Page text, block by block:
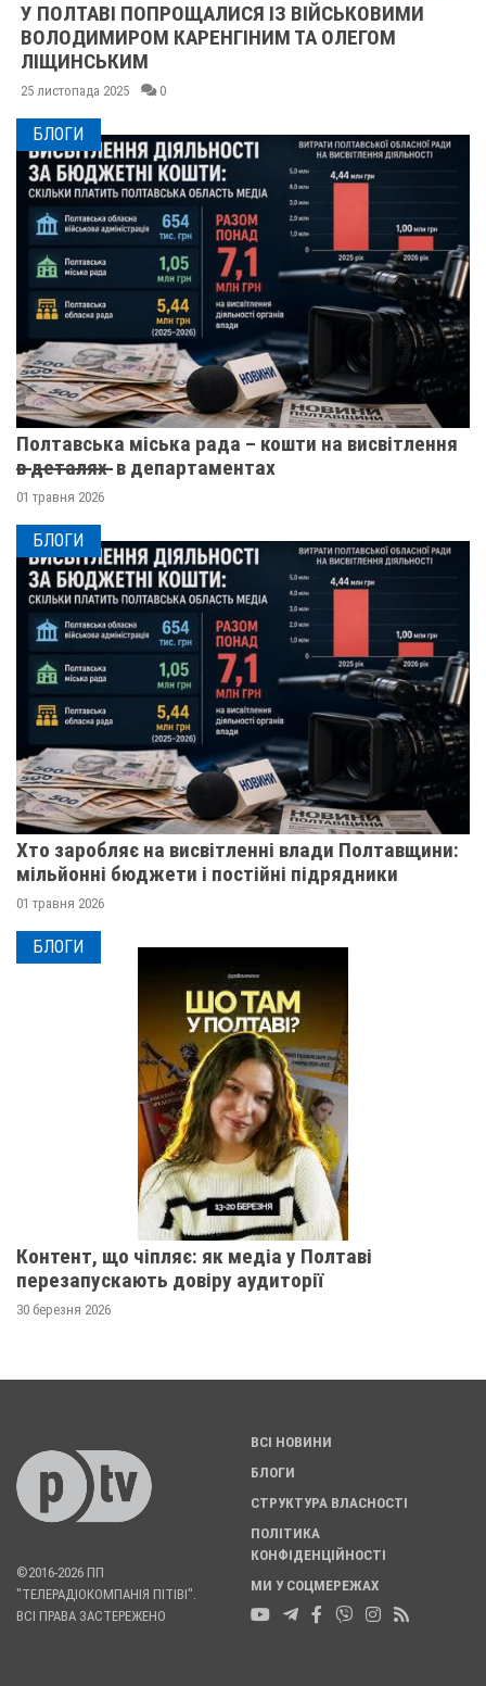
У ПОЛТАВІ ПОПРОЩАЛИСЯ ІЗ ВІЙСЬКОВИМИ
ВОЛОДИМИРОМ КАРЕНГІНИМ ТА ОЛЕГОМ
ЛІЩИНСЬКИМ
25 листопада 2025 0
БЛОГИ
Полтавська міська рада – кошти на висвітлення
в̶ ̶д̶е̶т̶а̶л̶я̶х̶ ̶ в департаментах
01 травня 2026
БЛОГИ
Хто заробляє на висвітленні влади Полтавщини:
мільйонні бюджети і постійні підрядники
01 травня 2026
БЛОГИ
Контент, що чіпляє: як медіа у Полтаві
перезапускають довіру аудиторії
30 березня 2026
©2016-2026 ПП
"ТЕЛЕРАДІОКОМПАНІЯ ПІТІВІ".
ВСІ ПРАВА ЗАСТЕРЕЖЕНО
ВСІ НОВИНИ
БЛОГИ
СТРУКТУРА ВЛАСНОСТІ
ПОЛІТИКА
КОНФІДЕНЦІЙНОСТІ
МИ У СОЦМЕРЕЖАХ